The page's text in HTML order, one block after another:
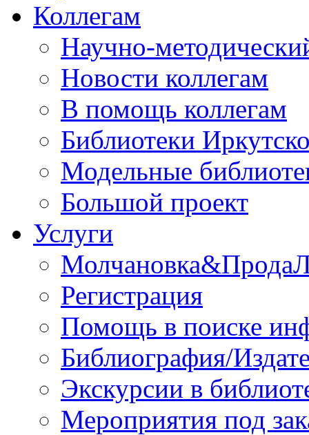
Коллегам
Научно-
Новости коллегам
В помощь коллегам
Библиотеки
Модельные
Большой проект
Услуги
Регистрация
Помощь в поиске
Библиография/
Экскурсии в
Мероприятия под